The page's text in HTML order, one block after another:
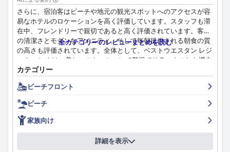
り、そしてあらゆるニーズに対応する意欲で知られており、歓迎
的で快適な雰囲気を作り出しています。お客様は、スタッフの効
率性と役立つ推奨事項に感謝しており、それが全体的な体験を向
上させています。
ホテルのスパは、清潔さ、美的魅力、そしてプロフェッショナル
なサービスで高く評価されており、リラックスするための美しく
快適な環境を提供しています。一部のお客様はスパの狭さを指摘
していますが、トリートメントの質とスタッフのプロ意識は多く
の賞賛を集めています。
ビーチフロントのロケーションもまた大きな魅力であり、お客様
は手入れの行き届いた小さな砂浜へ直接アクセスできます。無料
のタオル、ラウンジャー、パラソルが完備されたビーチのセット
アップは好評ですが、スペースが限られているため、予約をお勧
さらに、宿泊客はビーチや地元の観光スポットへのアクセスが容
易なホテルのロケーションを高く評価しています。スタッフも滞
在中、フレンドリーで親切であると高く評価されています。客室
の清潔さとモダンなアメニティ、そして毎朝提供される朝食の質
の高さも評価されています。全体として、ベストウエスタン レジ
ーナ エレナは、美しいロケーションで贅沢でリラックスした滞在
を求める旅行者にとって最高の選択肢です。
全カテゴリーのレビューまとめを読む
カテゴリー
ビーチフロント
ビーチ
家族向け
詳細を表示